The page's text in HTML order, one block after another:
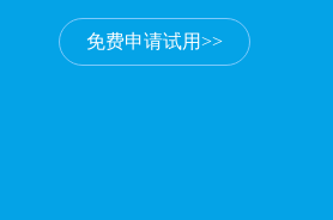
免费申请试用>>